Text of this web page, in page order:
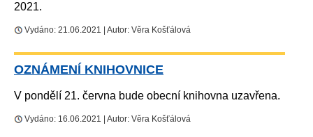
2021.
Vydáno: 21.06.2021 | Autor: Věra Košťálová
OZNÁMENÍ KNIHOVNICE
V pondělí 21. června bude obecní knihovna uzavřena.
Vydáno: 16.06.2021 | Autor: Věra Košťálová